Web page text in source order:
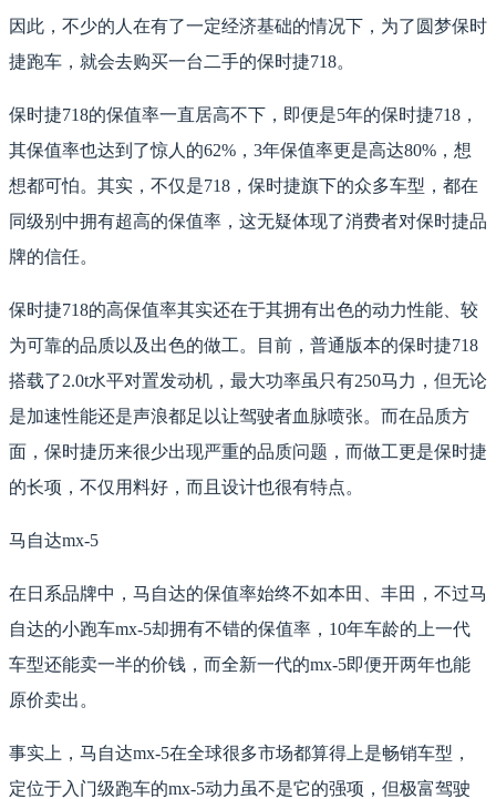
因此，不少的人在有了一定经济基础的情况下，为了圆梦保时
捷跑车，就会去购买一台二手的保时捷718。
保时捷718的保值率一直居高不下，即便是5年的保时捷718，
其保值率也达到了惊人的62%，3年保值率更是高达80%，想
想都可怕。其实，不仅是718，保时捷旗下的众多车型，都在
同级别中拥有超高的保值率，这无疑体现了消费者对保时捷品
牌的信任。
保时捷718的高保值率其实还在于其拥有出色的动力性能、较
为可靠的品质以及出色的做工。目前，普通版本的保时捷718
搭载了2.0t水平对置发动机，最大功率虽只有250马力，但无论
是加速性能还是声浪都足以让驾驶者血脉喷张。而在品质方
面，保时捷历来很少出现严重的品质问题，而做工更是保时捷
的长项，不仅用料好，而且设计也很有特点。
马自达mx-5
在日系品牌中，马自达的保值率始终不如本田、丰田，不过马
自达的小跑车mx-5却拥有不错的保值率，10年车龄的上一代
车型还能卖一半的价钱，而全新一代的mx-5即便开两年也能
原价卖出。
事实上，马自达mx-5在全球很多市场都算得上是畅销车型，
定位于入门级跑车的mx-5动力虽不是它的强项，但极富驾驶